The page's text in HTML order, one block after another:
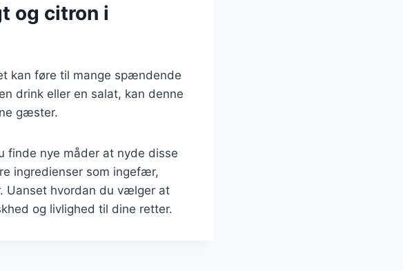
og citron i
kan føre til mange spændende
drink eller en salat, kan denne
gæster.
finde nye måder at nyde disse
ingredienser som ingefær,
Uanset hvordan du vælger at
og livlighed til dine retter.